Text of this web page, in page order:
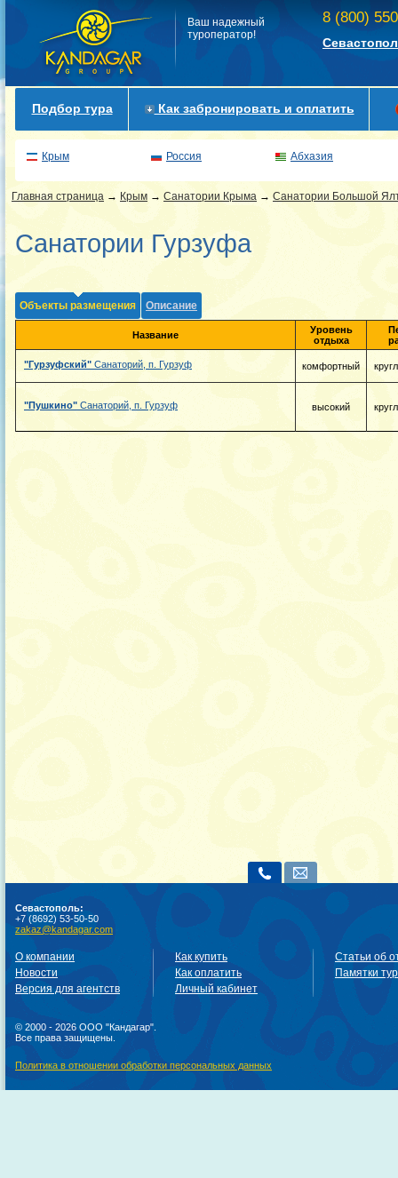
Ваш надежный
туроператор!
8 (800)
Подбор тура Как забронировать и оплатить
Крым Россия Абхазия
Главная страница → Крым → Санатории Крыма → Санатории Большой
Санатории Гурзуфа
Объекты размещения Описание
Название
Уровень
отдыха
"Гурзуфский" Санаторий, п. Гурзуф комфортный
"Пушкино" Санаторий, п. Гурзуф высокий
Севастополь:
+7 (8692) 53-50-50
zakaz@kandagar.com
О компании
Новости
Версия для агентств
Как купить
Как оплатить
Личный кабинет
Статьи об
Памятки
© 2000 - 2026 ООО "Кандагар".
Все права защищены.
Политика в отношении обработки персональных данных